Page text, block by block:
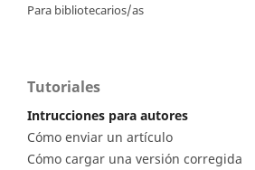
Para bibliotecarios/as
Tutoriales
Intrucciones para autores
Cómo enviar un artículo
Cómo cargar una versión corregida